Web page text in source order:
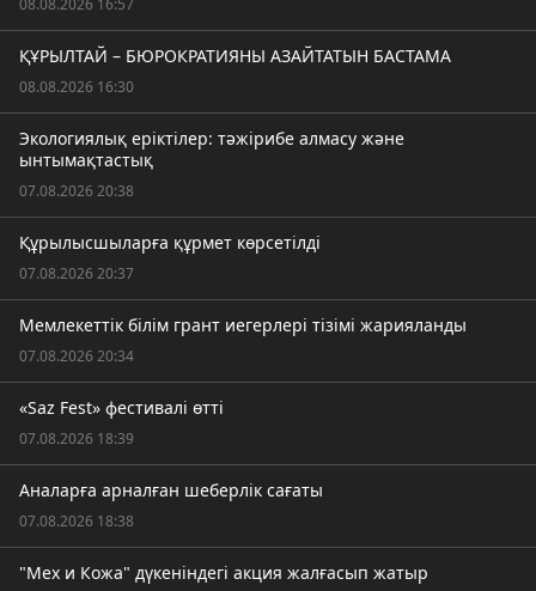
08.08.2026 16:57
ҚҰРЫЛТАЙ – БЮРОКРАТИЯНЫ АЗАЙТАТЫН БАСТАМА
08.08.2026 16:30
Экологиялық еріктілер: тәжірибе алмасу және
ынтымақтастық
07.08.2026 20:38
Құрылысшыларға құрмет көрсетілді
07.08.2026 20:37
Мемлекеттік білім грант иегерлері тізімі жарияланды
07.08.2026 20:34
«Saz Fest» фестивалі өтті
07.08.2026 18:39
Аналарға арналған шеберлік сағаты
07.08.2026 18:38
"Мех и Кожа" дүкеніндегі акция жалғасып жатыр